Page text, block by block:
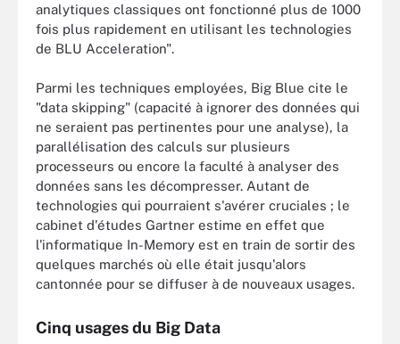
analytiques classiques ont fonctionné plus de 1000
fois plus rapidement en utilisant les technologies
de BLU Acceleration".
Parmi les techniques employées, Big Blue cite le
"data skipping" (capacité à ignorer des données qui
ne seraient pas pertinentes pour une analyse), la
parallélisation des calculs sur plusieurs
processeurs ou encore la faculté à analyser des
données sans les décompresser. Autant de
technologies qui pourraient s'avérer cruciales ; le
cabinet d'études Gartner estime en effet que
l'informatique In-Memory est en train de sortir des
quelques marchés où elle était jusqu'alors
cantonnée pour se diffuser à de nouveaux usages.
Cinq usages du Big Data